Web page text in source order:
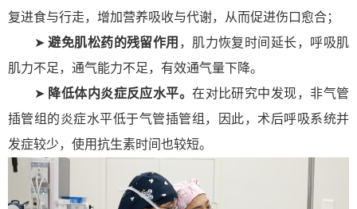
复进食与行走，增加营养吸收与代谢，从而促进伤口愈合；
➤避免肌松药的残留作用 ，肌力恢复时间延长，呼吸肌
肌力不足，通气能力不足，有效通气量下降。
➤ 降低体内炎症反应水平。在对比研究中发现，非气管
插管组的炎症水平低于气管插管组，因此，术后呼吸系统并
发症较少，使用抗生素时间也较短。